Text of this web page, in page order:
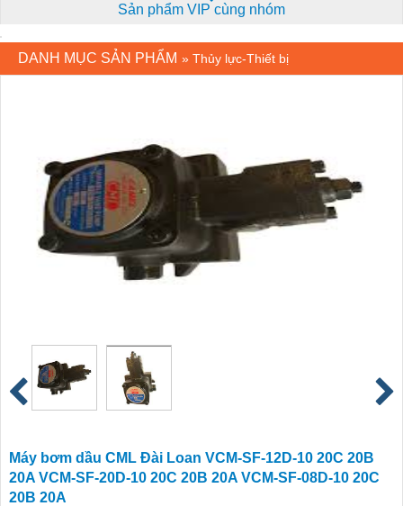
Sản phẩm VIP cùng nhóm
DANH MỤC SẢN PHẨM » Thủy lực-Thiết bị
Máy bơm dầu CML Đài Loan VCM-SF-12D-10 20C 20B
20A VCM-SF-20D-10 20C 20B 20A VCM-SF-08D-10 20C
20B 20A